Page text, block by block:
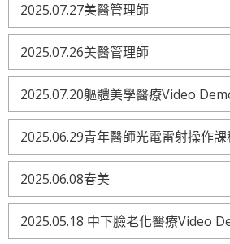
2025.07.27美醫管理師
2025.07.26美醫管理師
2025.07.20軀體美學醫療Video
2025.06.29青年醫師光電雷射操作課
2025.06.08春美
2025.05.18 中下臉老化醫療Video